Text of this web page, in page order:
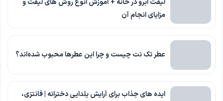
لیفت ابرو در خانه + آموزش انوع روش های لیفت و
مزایای انجام آن
عطر تک نت چیست و چرا این عطرها محبوب شده‌اند؟
ایده های جذاب برای آرایش یلدایی دخترانه | فانتزی،